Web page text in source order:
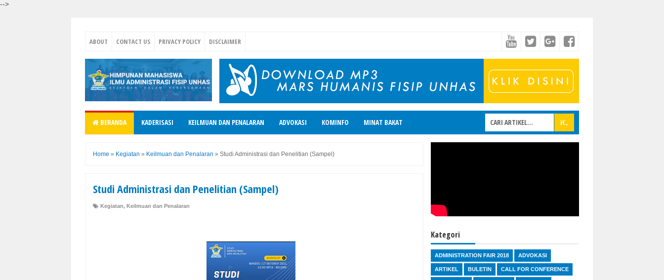
-->
ABOUT CONTACT US PRIVACY POLICY DISCLAIMER
BERANDA KADERISASI KEILMUAN DAN PENALARAN ADVOKASI KOMINFO MINAT BAKAT
Home » Kegiatan » Keilmuan dan Penalaran » Studi Administrasi dan Penelitian (Sampel)
Studi Administrasi dan Penelitian (Sampel)
Kegiatan, Keilmuan dan Penalaran
Kategori
ADMINISTRATION FAIR 2018 ADVOKASI
ARTIKEL BULETIN CALL FOR CONFERENCE